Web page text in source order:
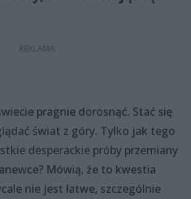
pragnie dorosnąć. Stać się
świat z góry. Tylko jak tego
desperackie próby przemiany
Mówią, że to kwestia
nie jest łatwe, szczególnie